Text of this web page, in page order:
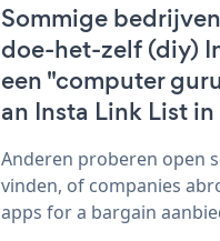
Sommige
doe-het-zelf (diy)
een "computer
an Insta Link List
Anderen proberen open
vinden, of companies
apps for a bargain